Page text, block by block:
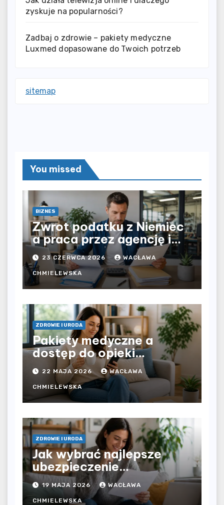
zyskuje na popularności?
Zadbaj o zdrowie – pakiety medyczne
Luxmed dopasowane do Twoich potrzeb
sitemap
You missed
BIZNES
Zwrot podatku z Niemiec
a praca przez agencję i
bezpośrednio u
pracodawcy – jak
rozliczyć oba źródła
dochodu?
23 CZERWCA 2026 WACŁAWA
CHMIELEWSKA
ZDROWIE I URODA
Pakiety medyczne a
dostęp do opieki
zdrowotnej bez
ograniczeń czasowych –
czy prywatna opieka daje
większą swobodę?
22 MAJA 2026 WACŁAWA
CHMIELEWSKA
ZDROWIE I URODA
Jak wybrać najlepsze
ubezpieczenie
komunikacyjne i uniknąć
kosztownych błędów?
19 MAJA 2026 WACŁAWA
CHMIELEWSKA